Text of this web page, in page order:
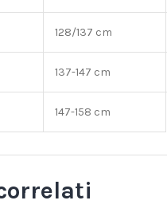
128/137 cm
137-147 cm
147-158 cm